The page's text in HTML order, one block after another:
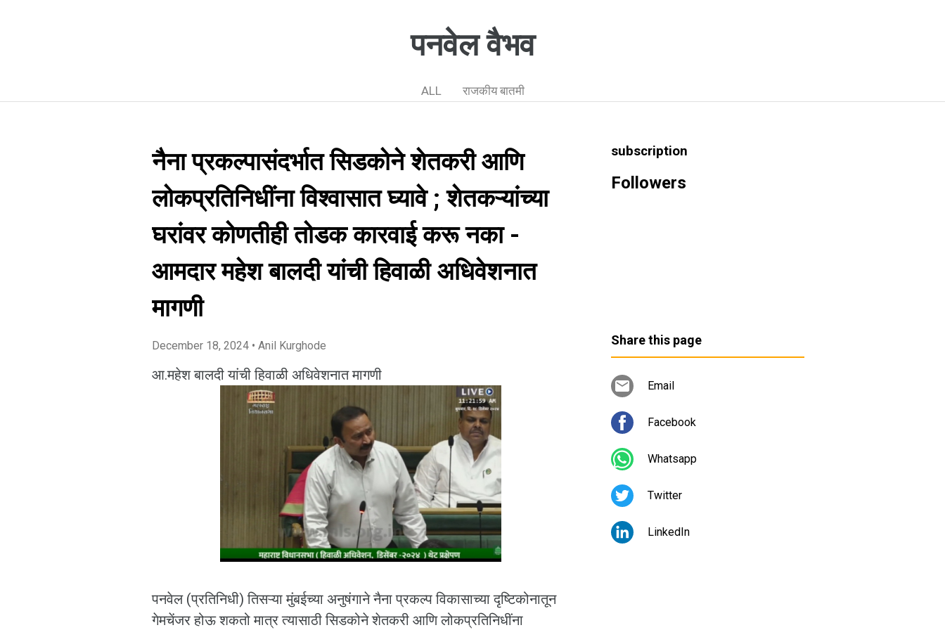
पनवेल वैभव
ALL राजकीय बातमी
नैना प्रकल्पासंदर्भात सिडकोने शेतकरी आणि
लोकप्रतिनिधींना विश्वासात घ्यावे ; शेतकऱ्यांच्या
घरांवर कोणतीही तोडक कारवाई करू नका -
आमदार महेश बालदी यांची हिवाळी अधिवेशनात
मागणी
December 18, 2024 • Anil Kurghode
आ.महेश बालदी यांची हिवाळी अधिवेशनात मागणी
पनवेल (प्रतिनिधी) तिसऱ्या मुंबईच्या अनुषंगाने नैना प्रकल्प विकासाच्या दृष्टिकोनातून
गेमचेंजर होऊ शकतो मात्र त्यासाठी सिडकोने शेतकरी आणि लोकप्रतिनिधींना
subscription
Followers
Share this page
Email
Facebook
Whatsapp
Twitter
LinkedIn